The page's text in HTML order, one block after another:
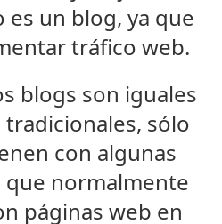
un blog, ya que
tráfico web.
blogs son iguales
tradicionales, sólo
con algunas
normalmente
páginas web en